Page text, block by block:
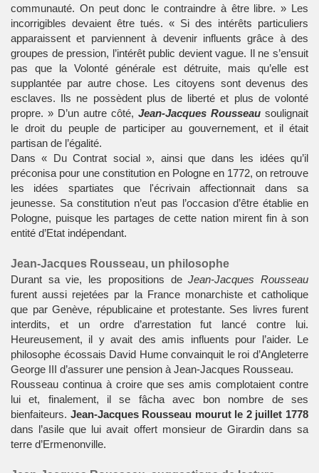
communauté. On peut donc le contraindre à être libre. » Les
incorrigibles devaient être tués. « Si des intérêts particuliers
apparaissent et parviennent à devenir influents grâce à des
groupes de pression, l’intérêt public devient vague. Il ne s’ensuit
pas que la Volonté générale est détruite, mais qu’elle est
supplantée par autre chose. Les citoyens sont devenus des
esclaves. Ils ne possèdent plus de liberté et plus de volonté
propre. » D’un autre côté, Jean-Jacques Rousseau soulignait
le droit du peuple de participer au gouvernement, et il était
partisan de l’égalité.
Dans « Du Contrat social », ainsi que dans les idées qu’il
préconisa pour une constitution en Pologne en 1772, on retrouve
les idées spartiates que l'écrivain affectionnait dans sa
jeunesse. Sa constitution n’eut pas l’occasion d’être établie en
Pologne, puisque les partages de cette nation mirent fin à son
entité d’Etat indépendant.
Jean-Jacques Rousseau, un philosophe
Durant sa vie, les propositions deJean-Jacques Rousseau
furent aussi rejetées par la France monarchiste et catholique
que par Genève, républicaine et protestante. Ses livres furent
interdits, et un ordre d’arrestation fut lancé contre lui.
Heureusement, il y avait des amis influents pour l’aider. Le
philosophe écossais David Hume convainquit le roi d’Angleterre
George III d’assurer une pension à Jean-Jacques Rousseau.
Rousseau continua à croire que ses amis complotaient contre
lui et, finalement, il se fâcha avec bon nombre de ses
bienfaiteurs. Jean-Jacques Rousseau mourut le 2 juillet 1778
dans l’asile que lui avait offert monsieur de Girardin dans sa
terre d’Ermenonville.